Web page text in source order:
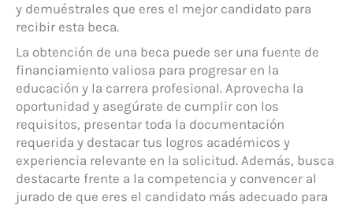
y demuéstrales que eres el mejor candidato para
recibir esta beca.
La obtención de una beca puede ser una fuente de
financiamiento valiosa para progresar en la
educación y la carrera profesional. Aprovecha la
oportunidad y asegúrate de cumplir con los
requisitos, presentar toda la documentación
requerida y destacar tus logros académicos y
experiencia relevante en la solicitud. Además, busca
destacarte frente a la competencia y convencer al
jurado de que eres el candidato más adecuado para